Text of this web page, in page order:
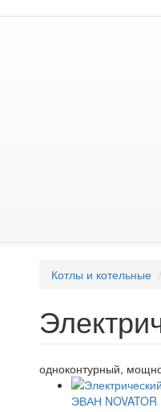
Котлы и котельные
одноконтурный,